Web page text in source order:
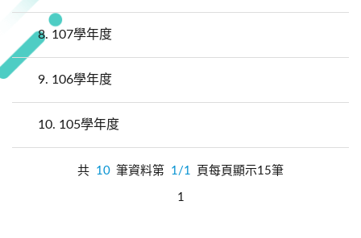
8. 107學年度
9. 106學年度
10. 105學年度
共 10 筆資料第 1/1 頁每頁顯示15筆
1